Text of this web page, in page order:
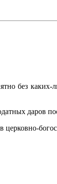
без каких-
даров
церковно-